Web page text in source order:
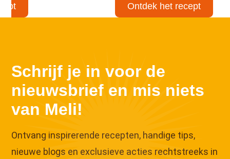
Ontdek het recept
Schrijf je in voor de
nieuwsbrief en mis niets
van Meli!
Ontvang inspirerende recepten, handige tips,
nieuwe blogs en exclusieve acties rechtstreeks in